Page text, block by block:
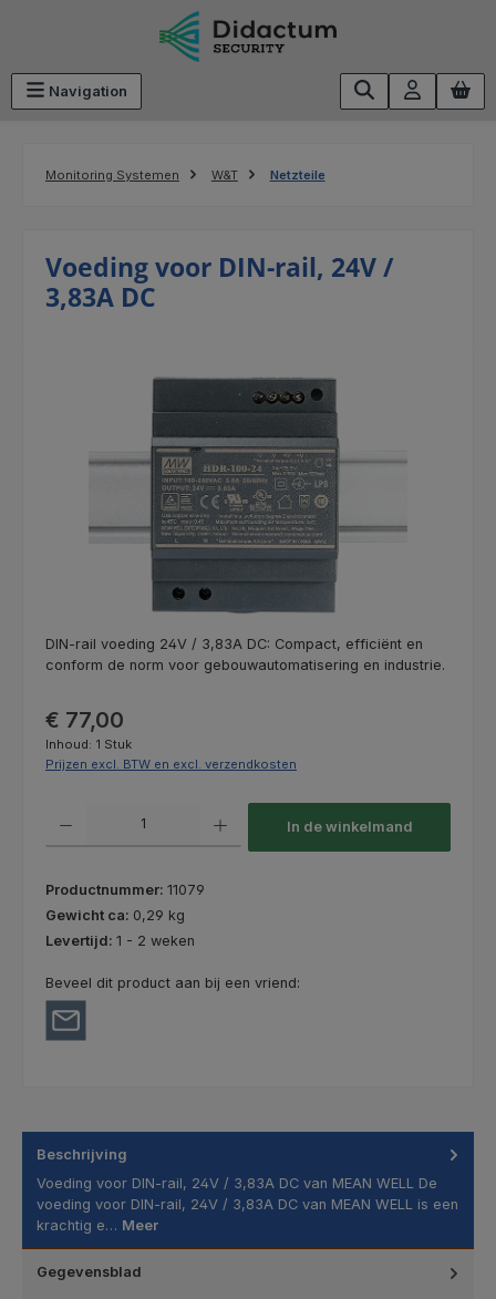
Navigation
Monitoring Systemen W&T Netzteile
Voeding voor DIN-rail, 24V /
3,83A DC
Afbeeldingengalerij overslaan
DIN-rail voeding 24V / 3,83A DC: Compact, efficiënt en
conform de norm voor gebouwautomatisering en industrie.
Normale prijs:
€ 77,00
Inhoud: 1 Stuk
Prijzen excl. BTW en excl. verzendkosten
In de winkelmand
Productnummer: 11079
Gewicht ca: 0,29 kg
Levertijd: 1 - 2 weken
Beveel dit product aan bij een vriend:
Beschrijving
Voeding voor DIN-rail, 24V / 3,83A DC van MEAN WELL De
voeding voor DIN-rail, 24V / 3,83A DC van MEAN WELL is een
krachtig e… Meer
Gegevensblad